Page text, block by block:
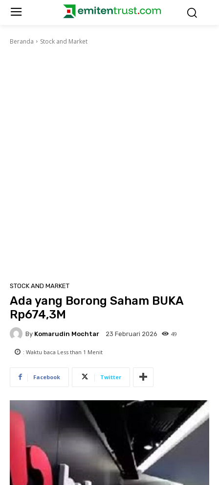
Beranda Stock and Market
STOCK AND MARKET
Ada yang Borong Saham BUKA
Rp674,3M
By Komarudin Mochtar 23 Februari 2026 49
: Waktu baca Less than 1 Menit
Facebook Twitter